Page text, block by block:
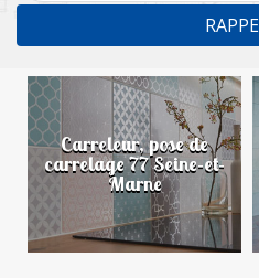
Carreleur, pose de
carrelage 77 Seine-et-
Marne